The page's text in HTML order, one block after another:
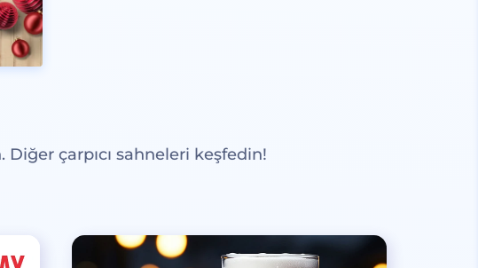
Diğer çarpıcı sahneleri keşfedin!